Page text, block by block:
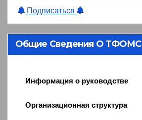
Подписаться
Общие Сведения О ТФОМС
Информация о руководстве
Организационная структура